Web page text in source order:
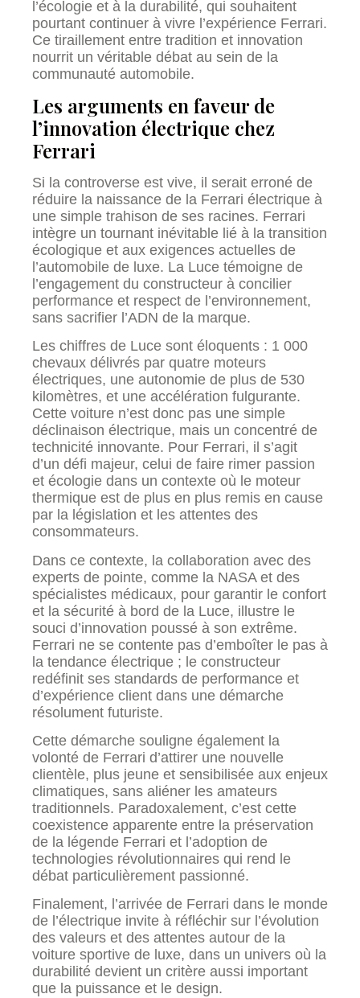
l’écologie et à la durabilité, qui souhaitent
pourtant continuer à vivre l’expérience Ferrari.
Ce tiraillement entre tradition et innovation
nourrit un véritable débat au sein de la
communauté automobile.
Les arguments en faveur de
l’innovation électrique chez
Ferrari
Si la controverse est vive, il serait erroné de
réduire la naissance de la Ferrari électrique à
une simple trahison de ses racines. Ferrari
intègre un tournant inévitable lié à la transition
écologique et aux exigences actuelles de
l’automobile de luxe. La Luce témoigne de
l’engagement du constructeur à concilier
performance et respect de l’environnement,
sans sacrifier l’ADN de la marque.
Les chiffres de Luce sont éloquents : 1 000
chevaux délivrés par quatre moteurs
électriques, une autonomie de plus de 530
kilomètres, et une accélération fulgurante.
Cette voiture n’est donc pas une simple
déclinaison électrique, mais un concentré de
technicité innovante. Pour Ferrari, il s’agit
d’un défi majeur, celui de faire rimer passion
et écologie dans un contexte où le moteur
thermique est de plus en plus remis en cause
par la législation et les attentes des
consommateurs.
Dans ce contexte, la collaboration avec des
experts de pointe, comme la NASA et des
spécialistes médicaux, pour garantir le confort
et la sécurité à bord de la Luce, illustre le
souci d’innovation poussé à son extrême.
Ferrari ne se contente pas d’emboîter le pas à
la tendance électrique ; le constructeur
redéfinit ses standards de performance et
d’expérience client dans une démarche
résolument futuriste.
Cette démarche souligne également la
volonté de Ferrari d’attirer une nouvelle
clientèle, plus jeune et sensibilisée aux enjeux
climatiques, sans aliéner les amateurs
traditionnels. Paradoxalement, c’est cette
coexistence apparente entre la préservation
de la légende Ferrari et l’adoption de
technologies révolutionnaires qui rend le
débat particulièrement passionné.
Finalement, l’arrivée de Ferrari dans le monde
de l’électrique invite à réfléchir sur l’évolution
des valeurs et des attentes autour de la
voiture sportive de luxe, dans un univers où la
durabilité devient un critère aussi important
que la puissance et le design.